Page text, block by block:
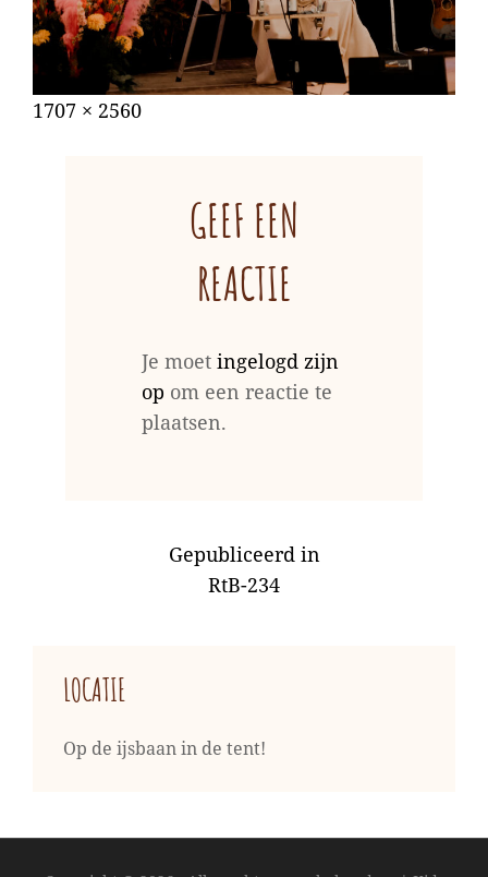
Gepubliceerd
augustus
Volledige
1707 × 2560
GEEF EEN
REACTIE
Je moet ingelogd zijn
op om een reactie te
plaatsen.
Gepubliceerd in
RtB-234
LOCATIE
Op de ijsbaan in de tent!